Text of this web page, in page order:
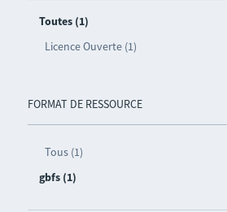
Toutes (1)
Licence Ouverte (1)
FORMAT DE RESSOURCE
Tous (1)
gbfs (1)